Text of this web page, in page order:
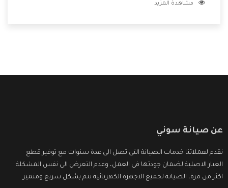
الشركة بها والتى تكون منها خدمة الصيانة التى تكون من أهم
مشاهدة المزيد
عن صيانة سوني
نقدم لعملائنا خدمات الصيانة التى تصل الى عدة سنوات مع توفير قطع
الغيار الاصلية لضمان جودتها فى العمل، وعدم التعرض الى نفس المشكلة
اكثر من مرة، الصيانة لجميع الاجهزة الكهربائية تتم بشكل سريع ومتميز.